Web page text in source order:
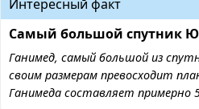
Интересный факт
Самый большой спутник
Ганимед, самый большой из
своим размерам превосходит
Ганимеда составляет примерно